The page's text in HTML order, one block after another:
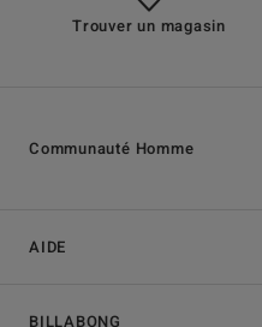
Trouver un magasin
AIDE
BILLABONG
Communauté Homme